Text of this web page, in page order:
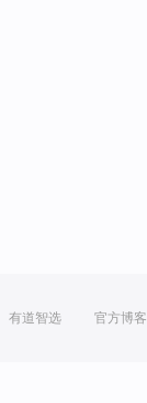
有道智选 官方博客